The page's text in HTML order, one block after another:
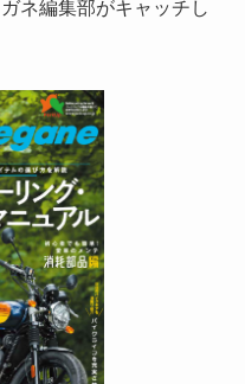
ネ編集部がキャッチし